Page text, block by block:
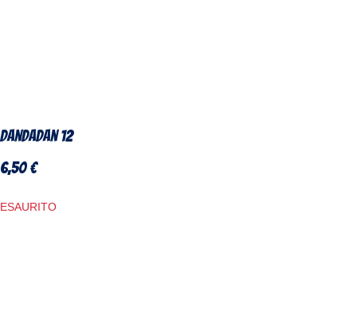
DanDaDan 12
6,50€
ESAURITO